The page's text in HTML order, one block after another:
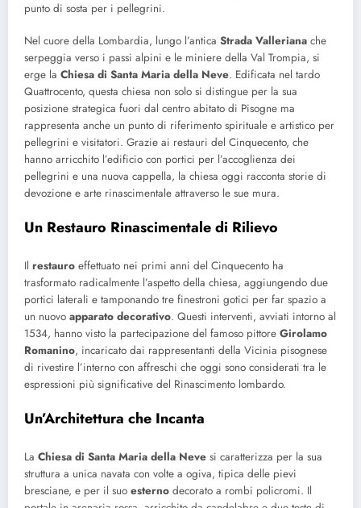
punto di sosta per i pellegrini.
Nel cuore della Lombardia, lungo l’antica Strada Valleriana che
serpeggia verso i passi alpini e le miniere della Val Trompia, si
erge la Chiesa di Santa Maria della Neve. Edificata nel tardo
Quattrocento, questa chiesa non solo si distingue per la sua
posizione strategica fuori dal centro abitato di Pisogne ma
rappresenta anche un punto di riferimento spirituale e artistico per
pellegrini e visitatori. Grazie ai restauri del Cinquecento, che
hanno arricchito l’edificio con portici per l’accoglienza dei
pellegrini e una nuova cappella, la chiesa oggi racconta storie di
devozione e arte rinascimentale attraverso le sue mura.
Un Restauro Rinascimentale di Rilievo
Il restauro effettuato nei primi anni del Cinquecento ha
trasformato radicalmente l’aspetto della chiesa, aggiungendo due
portici laterali e tamponando tre finestroni gotici per far spazio a
un nuovo apparato decorativo. Questi interventi, avviati intorno al
1534, hanno visto la partecipazione del famoso pittore Girolamo
Romanino, incaricato dai rappresentanti della Vicinia pisognese
di rivestire l’interno con affreschi che oggi sono considerati tra le
espressioni più significative del Rinascimento lombardo.
Un’Architettura che Incanta
La Chiesa di Santa Maria della Neve si caratterizza per la sua
struttura a unica navata con volte a ogiva, tipica delle pievi
bresciane, e per il suo esterno decorato a rombi policromi. Il